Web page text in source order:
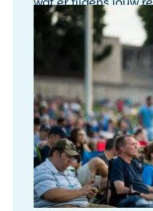
een BBQ-event,
festival toevoegen